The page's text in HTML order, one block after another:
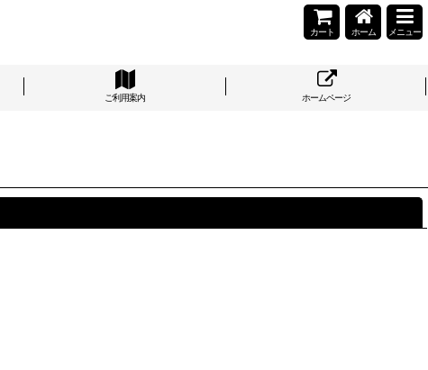
カート ホーム メニュー
ご利用案内 ホームページ